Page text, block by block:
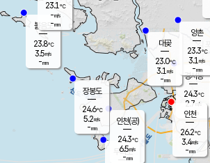
무의도
볼음도
23.8℃
3.5m/s
-mm
장봉도
24.6℃
5.2m/s
-mm
경서동
24.3℃
2.7 m/s
-mm
대곶
23.0℃
3.1 m/s
-mm
양촌
23.3℃
3.1 m/s
-mm
인천(공)
24.3℃
6.5m/s
-mm
23.1℃
-m/s
-mm
인천
26.2℃
3.4m/s
-mm